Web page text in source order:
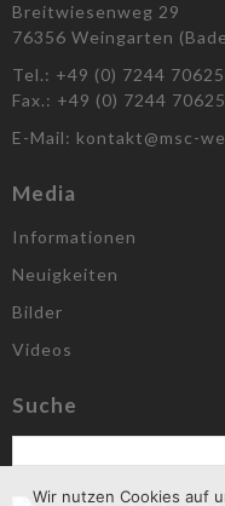
Breitwiesenweg 29
76356 Weingarten
Tel.: +49 (0) 7244
Fax.: +49 (0) 7244
E-Mail: kontakt@msc-
Media
Informationen
Neuigkeiten
Bilder
Videos
Suche
Wir nutzen Cookies auf